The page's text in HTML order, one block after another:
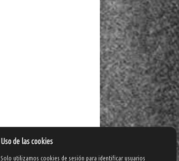
Uso de las cookies
Solo utilizamos cookies de sesión para identificar usuarios